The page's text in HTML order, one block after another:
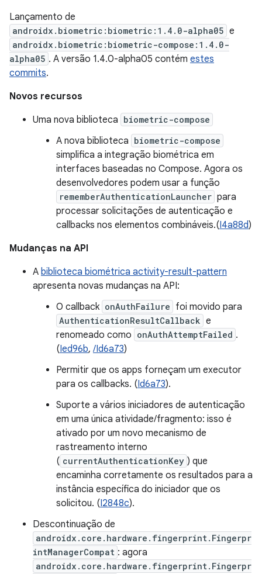
Lançamento de
androidx.biometric:biometric:1.4.0-alpha05 e
androidx.biometric:biometric-compose:1.4.0-
alpha05 . A versão 1.4.0-alpha05 contém estes
commits.
Novos recursos
Uma nova biblioteca biometric-compose
A nova biblioteca biometric-compose
simplifica a integração biométrica em
interfaces baseadas no Compose. Agora os
desenvolvedores podem usar a função
rememberAuthenticationLauncher para
processar solicitações de autenticação e
callbacks nos elementos combináveis.(I4a88d)
Mudanças na API
A biblioteca biométrica activity-result-pattern
apresenta novas mudanças na API:
O callback onAuthFailure foi movido para
AuthenticationResultCallback e
renomeado como onAuthAttemptFailed .
(Ied96b, /Id6a73)
Permitir que os apps forneçam um executor
para os callbacks. (Id6a73).
Suporte a vários iniciadores de autenticação
em uma única atividade/fragmento: isso é
ativado por um novo mecanismo de
rastreamento interno
( currentAuthenticationKey ) que
encaminha corretamente os resultados para a
instância específica do iniciador que os
solicitou. (I2848c).
Descontinuação de
androidx.core.hardware.fingerprint.Fingerpr
intManagerCompat : agora
androidx.core.hardware.fingerprint.Fingerpr